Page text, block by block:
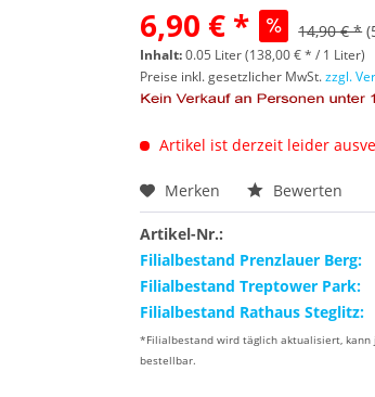
6,90 € * 14,90 € *
Inhalt:0.05 Liter (138,00 € * / 1 Liter)
Preise inkl. gesetzlicher MwSt.zzgl.
Artikel ist derzeit leider
Merken Bewerten
Artikel-Nr.:
Filialbestand Prenzlauer Berg:
Filialbestand Treptower Park:
Filialbestand Rathaus Steglitz:
*Filialbestand wird täglich aktualisiert,
bestellbar.